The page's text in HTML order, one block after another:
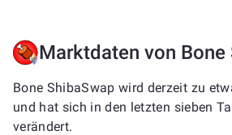
Marktdaten von Bone
Bone ShibaSwap wird derzeit zu
und hat sich in den letzten sieben
verändert.